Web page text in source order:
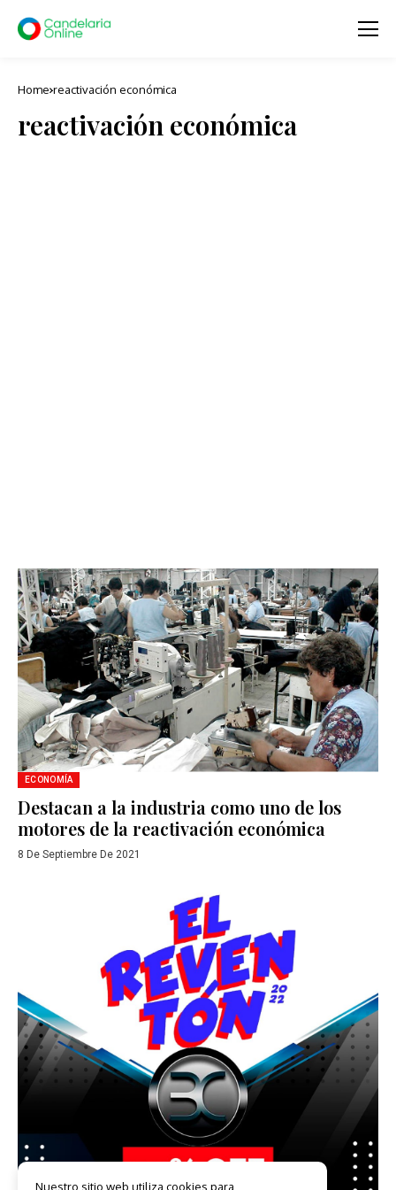
Home reactivación económica
reactivación económica
ECONOMÍA
Destacan a la industria como uno de los
motores de la reactivación económica
8 De Septiembre De 2021
Nuestro sitio web utiliza cookies para